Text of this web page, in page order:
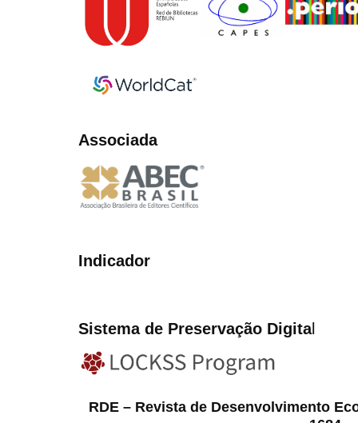
Associada
Indicador
Sistema de Preservação Digital
RDE – Revista de Desenvolvimento